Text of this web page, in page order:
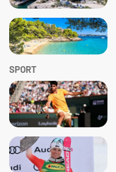
SPORT